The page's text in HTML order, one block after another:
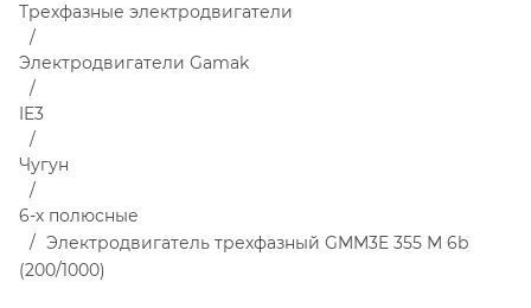
Трехфазные электродвигатели
Электродвигатели Gamak
IE3
Чугун
6-х полюсные
Электродвигатель трехфазный GMM3E 355 M 6b
(200/1000)